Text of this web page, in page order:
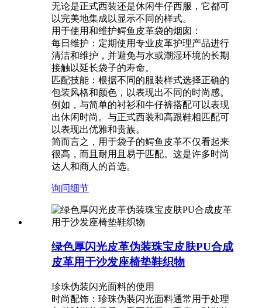
无论是正式西装还是休闲牛仔西服，它都可
以完美地集成以显示不同的样式。
‌用于使用和维护鳄鱼皮革袋的烟囱：
每日维护‌：定期使用专业皮革护理产品进行
清洁和维护，并避免与水或潮湿环境的长期
接触以延长袋子的寿命。
‌匹配技能‌：根据不同的服装样式选择正确的
包装风格和颜色，以表现出不同的时尚感。
例如，与简单的衬衫和牛仔裤搭配可以表现
出休闲时尚。与正式西装和高跟鞋相匹配可
以表现出优雅和贵族。
简而言之，用于袋子的鳄鱼皮革不仅看起来
很高，而且耐用且易于匹配。这是许多时尚
达人和商人的首选。
询问细节
绿色厚闪光皮革伪装珠宝皮肤PU合成
皮革用于沙发座椅垫鞋织物
珍珠伪装闪光面料的使用
时尚配饰：珍珠伪装闪光面料通常用于处理